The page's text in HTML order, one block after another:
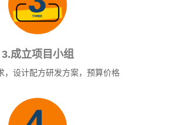
3.成立项目小组
，设计配方研发方案，预算价格